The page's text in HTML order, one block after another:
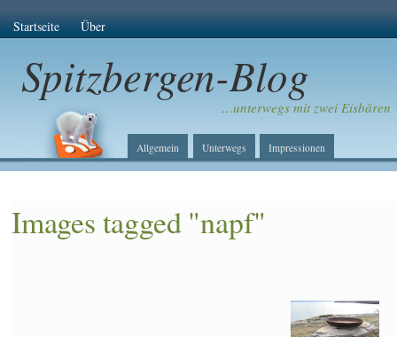
Startseite Über
Spitzbergen-Blog
…unterwegs mit zwei Eisbären
Allgemein Unterwegs Impressionen
Images tagged "napf"